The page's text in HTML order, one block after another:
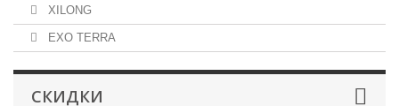
XILONG
EXO TERRA
СКИДКИ